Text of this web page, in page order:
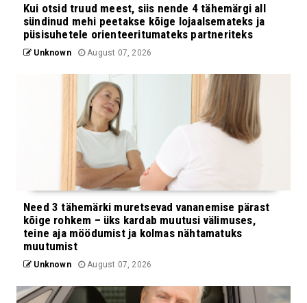
Kui otsid truud meest, siis nende 4 tähemärgi all
sündinud mehi peetakse kõige lojaalsemateks ja
püsisuhetele orienteeritumateks partneriteks
Unknown August 07, 2026
Need 3 tähemärki muretsevad vananemise pärast
kõige rohkem – üks kardab muutusi välimuses,
teine aja möödumist ja kolmas nähtamatuks
muutumist
Unknown August 07, 2026